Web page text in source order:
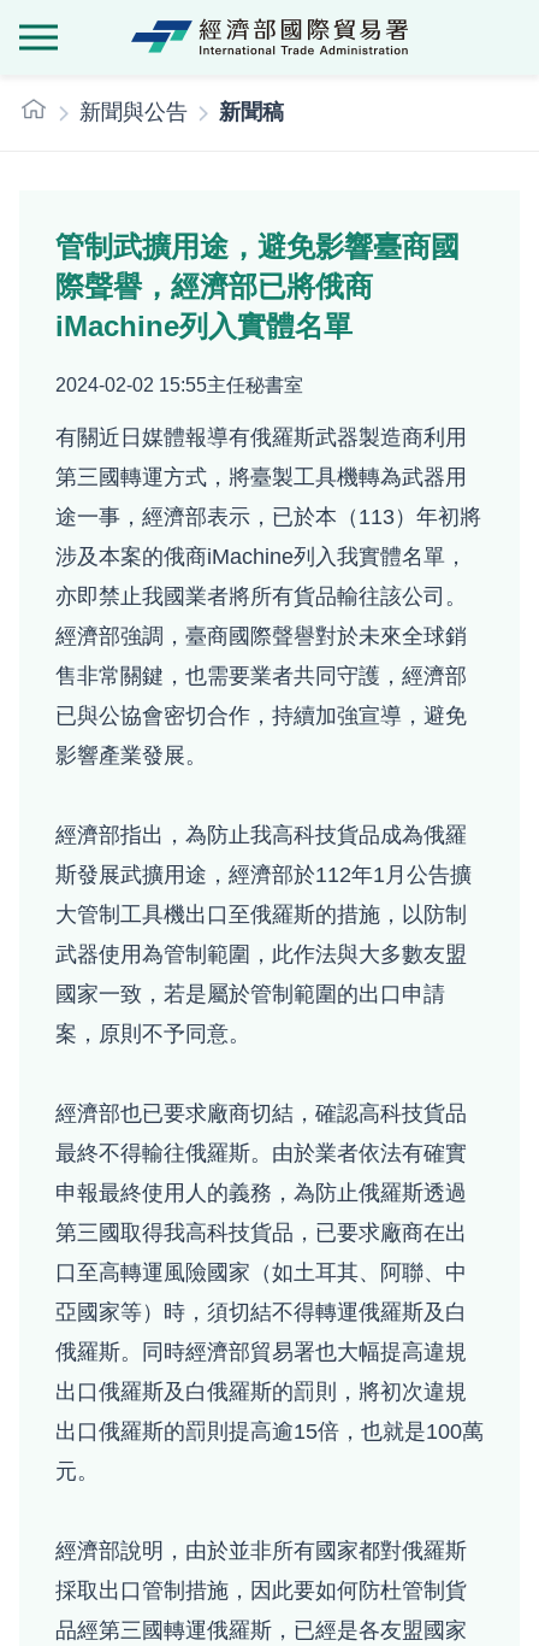
::: 新聞與公告 新聞稿
管制武擴用途，避免影響臺商國
際聲譽，經濟部已將俄商
iMachine列入實體名單
2024-02-02 15:55主任秘書室
有關近日媒體報導有俄羅斯武器製造商利用
第三國轉運方式，將臺製工具機轉為武器用
途一事，經濟部表示，已於本（113）年初將
涉及本案的俄商iMachine列入我實體名單，
亦即禁止我國業者將所有貨品輸往該公司。
經濟部強調，臺商國際聲譽對於未來全球銷
售非常關鍵，也需要業者共同守護，經濟部
已與公協會密切合作，持續加強宣導，避免
影響產業發展。
經濟部指出，為防止我高科技貨品成為俄羅
斯發展武擴用途，經濟部於112年1月公告擴
大管制工具機出口至俄羅斯的措施，以防制
武器使用為管制範圍，此作法與大多數友盟
國家一致，若是屬於管制範圍的出口申請
案，原則不予同意。
經濟部也已要求廠商切結，確認高科技貨品
最終不得輸往俄羅斯。由於業者依法有確實
申報最終使用人的義務，為防止俄羅斯透過
第三國取得我高科技貨品，已要求廠商在出
口至高轉運風險國家（如土耳其、阿聯、中
亞國家等）時，須切結不得轉運俄羅斯及白
俄羅斯。同時經濟部貿易署也大幅提高違規
出口俄羅斯及白俄羅斯的罰則，將初次違規
出口俄羅斯的罰則提高逾15倍，也就是100萬
元。
經濟部說明，由於並非所有國家都對俄羅斯
採取出口管制措施，因此要如何防杜管制貨
品經第三國轉運俄羅斯，已經是各友盟國家